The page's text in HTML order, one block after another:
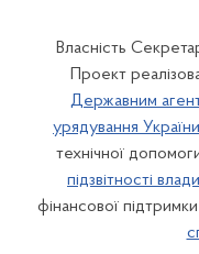
Власність
Проект
Державним
урядування України
технічної
підзвітності
фінансової підтримки